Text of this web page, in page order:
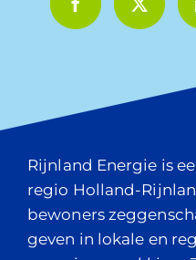
Rijnland Energie is
regio Holland-
bewoners
geven in lokale en